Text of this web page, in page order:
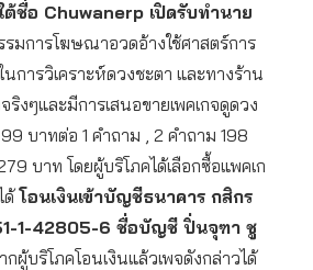
ต้ชื่อ Chuwanerp เปิดรับทำนาย
มการโฆษณาอวดอ้างใช้ศาสตร์การ
การวิเคราะห์ดวงชะตา และทางร้าน
งๆและมีการเสนอขายเพคเกจดูดวง
บาทต่อ 1 คำถาม , 2 คำถาม 198
บาท โดยผู้บริโภคได้เลือกซื้อแพคเก
ด้โอนเงินเข้าบัญชีธนาคาร กสิกร
1-42805-6 ชื่อบัญชี ปิ่นจุฑา ชู
กผู้บริโภคโอนเงินแล้วเพจดังกล่าวได้